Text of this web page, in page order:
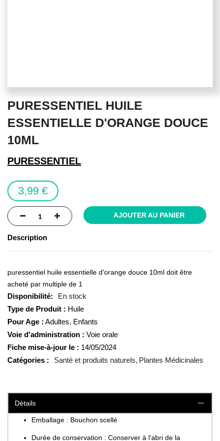
to
beginning
of
images
PURESSENTIEL HUILE
ESSENTIELLE D'ORANGE DOUCE
10ML
PURESSENTIEL
3,99 €
AJOUTER AU PANIER
Description
puressentiel huile essentielle d'orange douce 10ml doit être
acheté par multiple de 1
En stock
Type de Produit : Huile
Pour Age : Adultes, Enfants
Voie d'administration : Voie orale
Fiche mise-à-jour le : 14/05/2024
Catégories :
Santé et produits naturels Plantes Médicinales
Détails
Emballage : Bouchon scellé
Durée de conservation : Conserver à l'abri de la